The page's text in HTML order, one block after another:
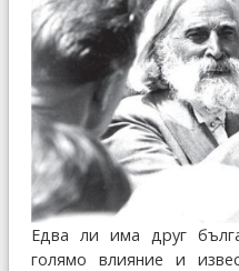
Едва ли има друг
голямо влияние и